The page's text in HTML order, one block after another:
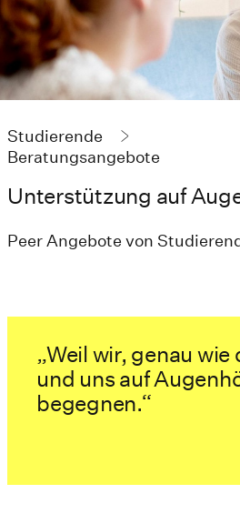
Studierende
Beratungsangebote
Unterstützung auf
Peer Angebote von
„Weil wir, genau
und uns auf
begegnen.“